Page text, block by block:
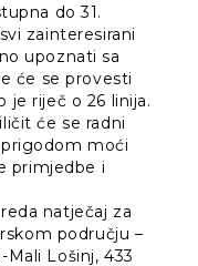
do 31.
zainteresirani
upoznati sa
će se provesti
je riječ o 26 linija.
će se radni
moći
primjedbe i
natječaj za
području –
Lošinj, 433